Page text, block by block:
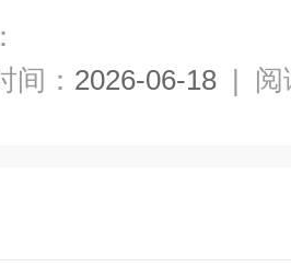
间： 2026-06-18 | 阅